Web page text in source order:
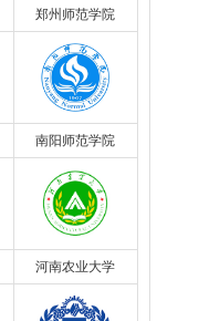
郑州师范学院
南阳师范学院
河南农业大学